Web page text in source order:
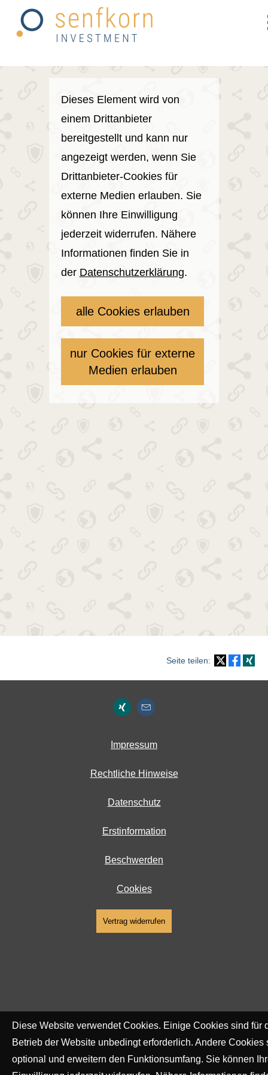
Dieses Element wird von
einem Drittanbieter
bereitgestellt und kann nur
angezeigt werden, wenn Sie
Drittanbieter-Cookies für
externe Medien erlauben. Sie
können Ihre Einwilligung
jederzeit widerrufen. Nähere
Informationen finden Sie in
der Datenschutzerklärung.
alle Cookies erlauben
nur Cookies für externe
Medien erlauben
Seite teilen:
Impressum
Rechtliche Hinweise
Datenschutz
Erstinformation
Beschwerden
Cookies
Vertrag widerrufen
Diese Website verwendet Cookies. Einige Cookies sind für
Betrieb der Website unbedingt erforderlich. Andere Cookies
optional und erweitern den Funktionsumfang. Sie können